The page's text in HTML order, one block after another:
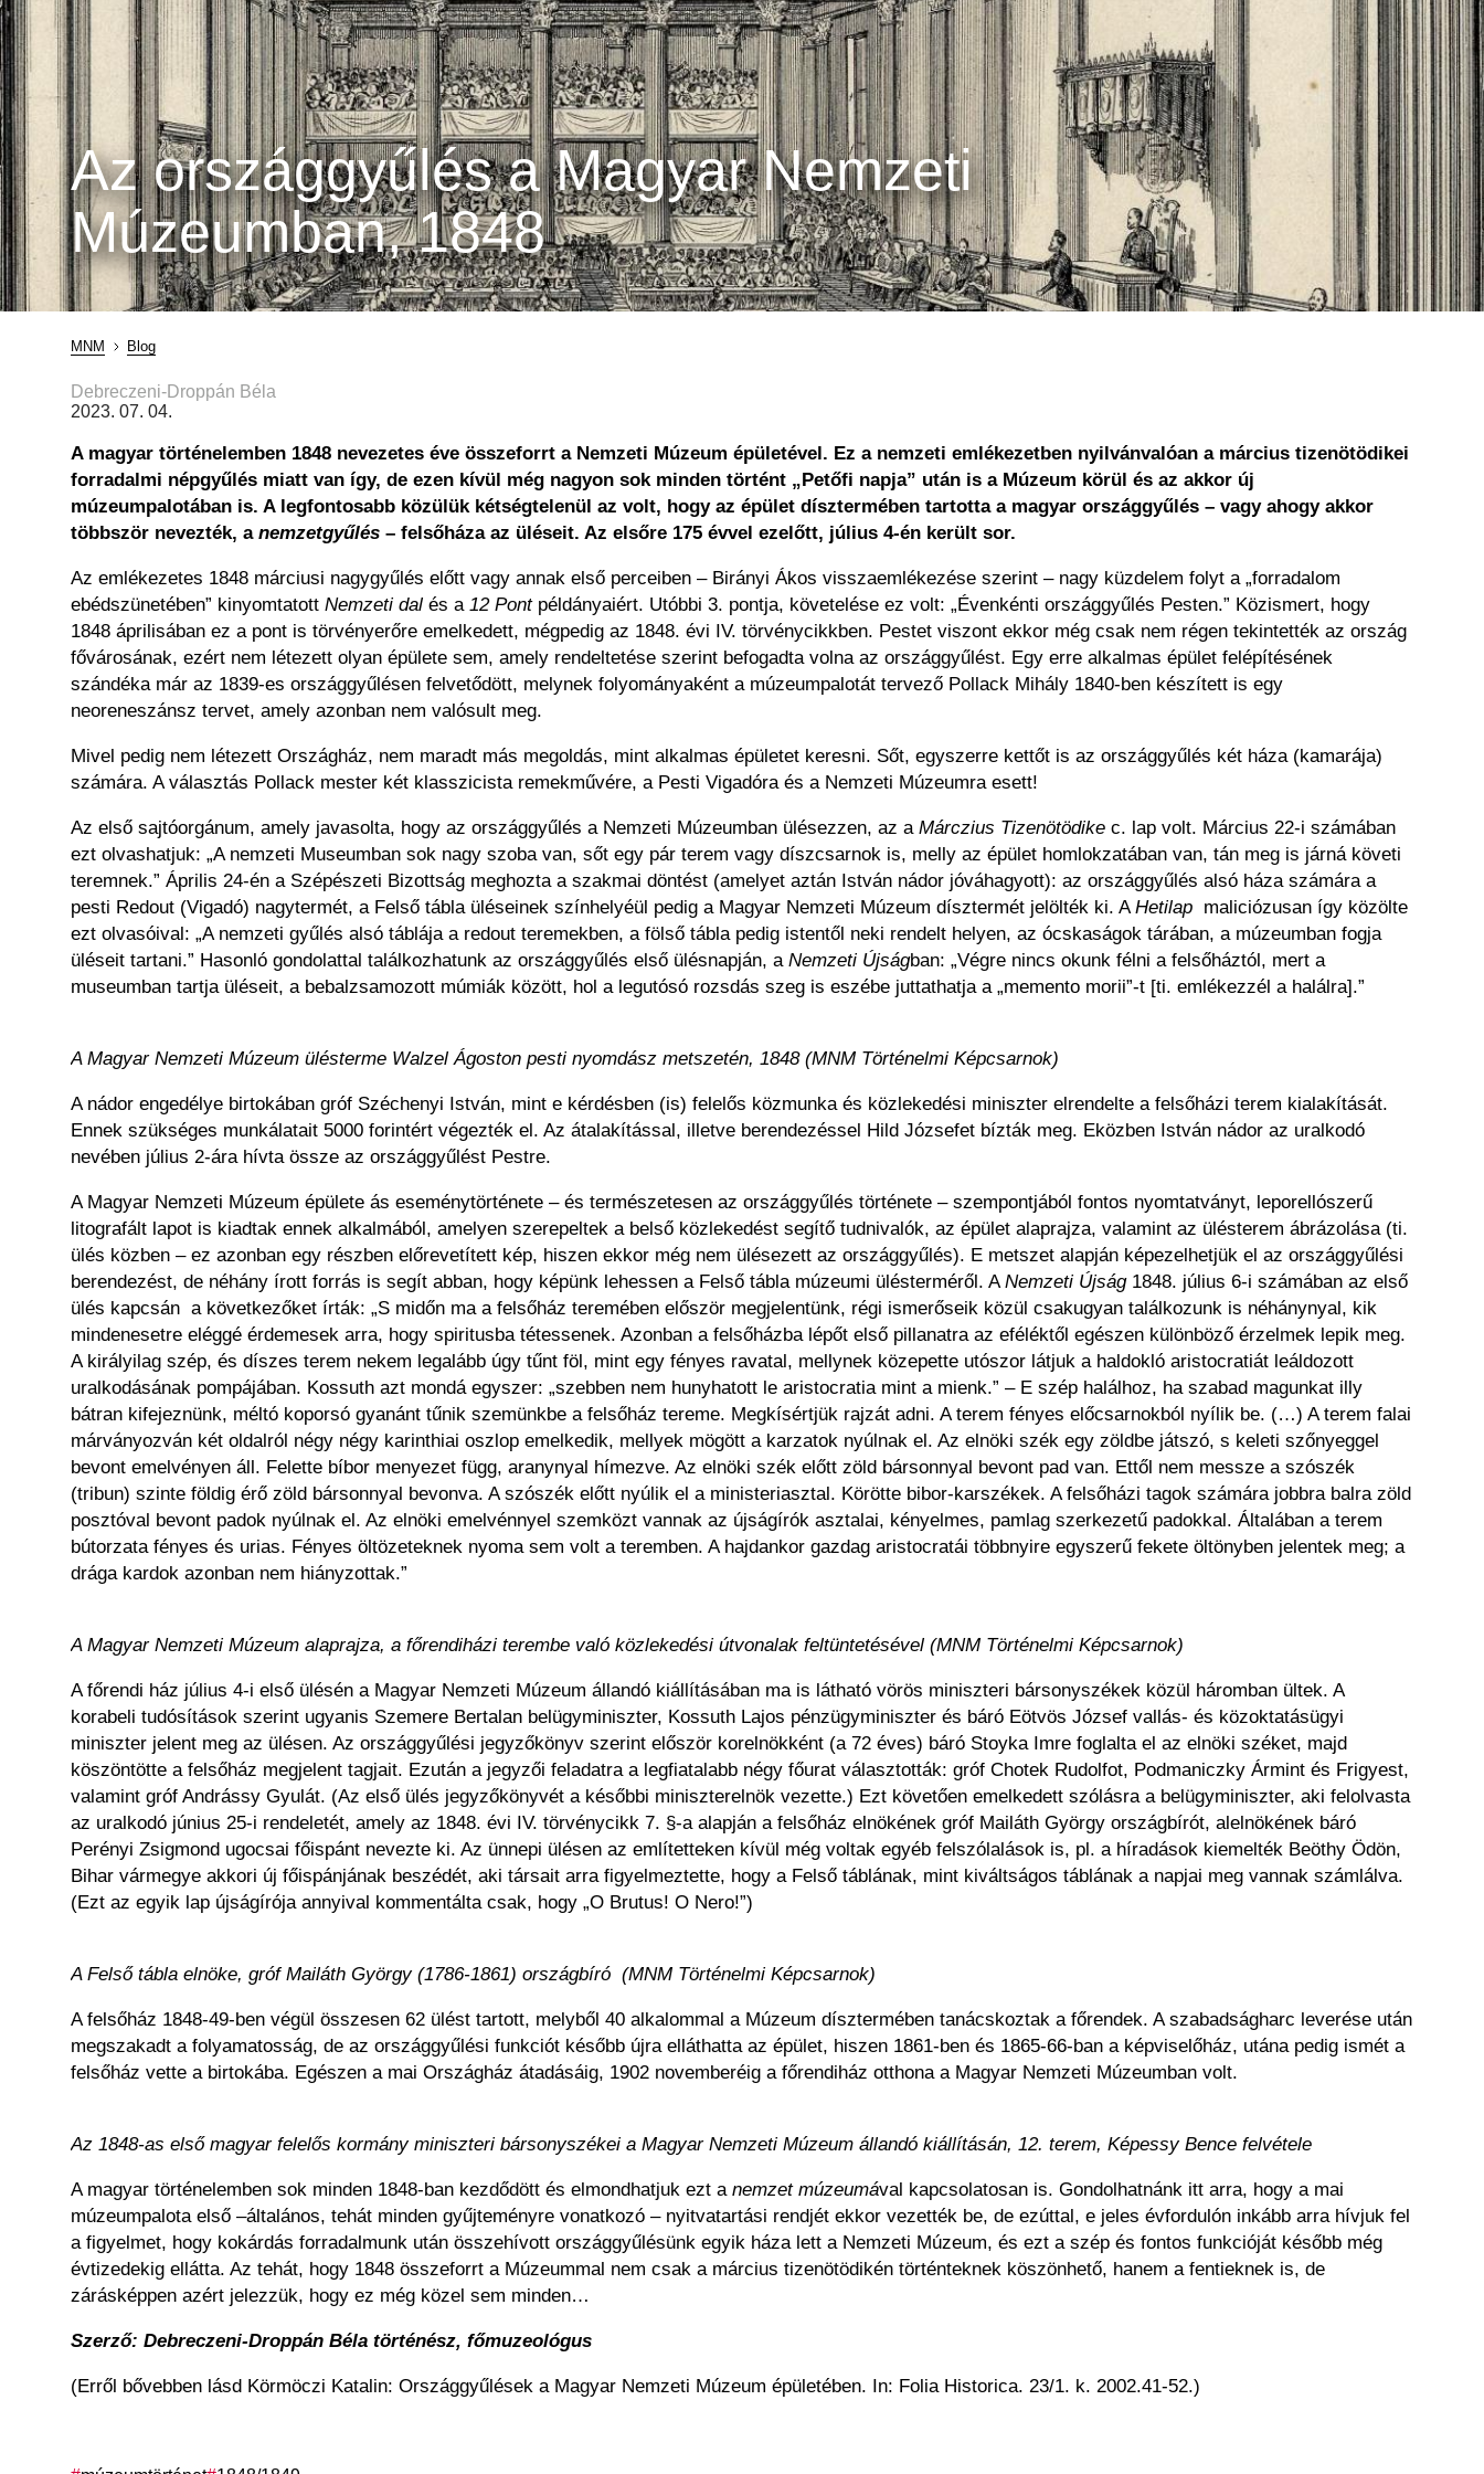
Az országgyűlés a Magyar Nemzeti
Múzeumban, 1848
Morzsa
MNM Blog
Debreczeni-Droppán Béla
2023. 07. 04.
A magyar történelemben 1848 nevezetes éve összeforrt aNemzeti Múzeum épületével. Ez a nemzeti emlékezetben nyilvánvalóan a március tizenötödikei
forradalmi népgyűlés miatt van így, de ezen kívül még nagyon sok minden történt „Petőfi napja” után is a Múzeum körül és az akkor új
múzeumpalotában is. A legfontosabb közülük kétségtelenül az volt, hogy az épület dísztermében tartotta a magyar országgyűlés – vagy ahogy akkor
többször nevezték, a nemzetgyűlés – felsőháza az üléseit. Az elsőre 175 évvel ezelőtt, július 4-én került sor.
Az emlékezetes 1848 márciusi nagygyűlés előtt vagy annak első perceiben – Birányi Ákos visszaemlékezése szerint – nagy küzdelem folyt a „forradalom
ebédszünetében” kinyomtatott Nemzeti dal és a 12 Pontpéldányaiért. Utóbbi 3. pontja, követelése ez volt: „Évenkénti országgyűlés Pesten.” Közismert, hogy
1848 áprilisában ez a pont is törvényerőre emelkedett, mégpedig az 1848. évi IV. törvénycikkben. Pestet viszont ekkor még csak nem régen tekintették az ország
fővárosának, ezért nem létezett olyan épülete sem, amely rendeltetése szerint befogadta volna az országgyűlést. Egy erre alkalmas épület felépítésének
szándéka már az 1839-es országgyűlésen felvetődött, melynek folyományaként a múzeumpalotát tervező Pollack Mihály 1840-ben készített is egy
neoreneszánsz tervet, amely azonban nem valósult meg.
Mivel pedig nem létezett Országház, nem maradt más megoldás, mint alkalmas épületet keresni. Sőt, egyszerre kettőt is az országgyűlés két háza (kamarája)
számára. A választás Pollack mester két klasszicista remekművére, a Pesti Vigadóra és a Nemzeti Múzeumra esett!
Az első sajtóorgánum, amely javasolta, hogy az országgyűlés a Nemzeti Múzeumban ülésezzen, az a Márczius Tizenötödike c. lap volt. Március 22-i számában
ezt olvashatjuk: „A nemzeti Museumban sok nagy szoba van, sőt egy pár terem vagy díszcsarnok is, melly az épület homlokzatában van, tán meg is járná követi
teremnek.” Április 24-én a Szépészeti Bizottság meghozta a szakmai döntést (amelyet aztán István nádor jóváhagyott): az országgyűlés alsó háza számára a
pesti Redout (Vigadó) nagytermét, a Felső tábla üléseinek színhelyéül pedig a Magyar Nemzeti Múzeum dísztermét jelölték ki. AHetilap maliciózusan így közölte
ezt olvasóival: „A nemzeti gyűlés alsó táblája a redout teremekben, a fölső tábla pedig istentől neki rendelt helyen, az ócskaságok tárában, a múzeumban fogja
üléseit tartani.” Hasonló gondolattal találkozhatunk az országgyűlés első ülésnapján, a Nemzeti Újságban: „Végre nincs okunk félni a felsőháztól, mert a
museumban tartja üléseit, a bebalzsamozott múmiák között, hol a legutósó rozsdás szeg is eszébe juttathatja a „memento morii”-t [ti. emlékezzél a halálra].”
A Magyar Nemzeti Múzeum ülésterme Walzel Ágoston pesti nyomdász metszetén, 1848 (MNM Történelmi Képcsarnok)
A nádor engedélye birtokában gróf Széchenyi István, mint e kérdésben (is) felelős közmunka és közlekedési miniszter elrendelte a felsőházi terem kialakítását.
Ennek szükséges munkálatait 5000 forintért végezték el. Az átalakítással, illetve berendezéssel Hild Józsefet bízták meg. Eközben István nádor az uralkodó
nevében július 2-ára hívta össze az országgyűlést Pestre.
A Magyar Nemzeti Múzeum épülete ás eseménytörténete – és természetesen az országgyűlés története – szempontjából fontos nyomtatványt, leporellószerű
litografált lapot is kiadtak ennek alkalmából, amelyen szerepeltek a belső közlekedést segítő tudnivalók, az épület alaprajza, valamint az ülésterem ábrázolása (ti.
ülés közben – ez azonban egy részben előrevetített kép, hiszen ekkor még nem ülésezett az országgyűlés). E metszet alapján képezelhetjük el az országgyűlési
berendezést, de néhány írott forrás is segít abban, hogy képünk lehessen a Felső tábla múzeumi ülésterméről. ANemzeti Újság1848. július 6-i számában az első
ülés kapcsán a következőket írták: „S midőn ma a felsőház teremében először megjelentünk, régi ismerőseik közül csakugyan találkozunk is néhánynyal, kik
mindenesetre eléggé érdemesek arra, hogy spiritusba tétessenek. Azonban a felsőházba lépőt első pillanatra az eféléktől egészen különböző érzelmek lepik meg.
A királyilag szép, és díszes terem nekem legalább úgy tűnt föl, mint egy fényes ravatal, mellynek közepette utószor látjuk a haldokló aristocratiát leáldozott
uralkodásának pompájában. Kossuth azt mondá egyszer: „szebben nem hunyhatott le aristocratia mint a mienk.” – E szép halálhoz, ha szabad magunkat illy
bátran kifejeznünk, méltó koporsó gyanánt tűnik szemünkbe a felsőház tereme. Megkísértjük rajzát adni. A terem fényes előcsarnokból nyílik be. (…) A terem falai
márványozván két oldalról négy négy karinthiai oszlop emelkedik, mellyek mögött a karzatok nyúlnak el. Az elnöki szék egy zöldbe játszó, s keleti szőnyeggel
bevont emelvényen áll. Felette bíbor menyezet függ, aranynyal hímezve. Az elnöki szék előtt zöld bársonnyal bevont pad van. Ettől nem messze a szószék
(tribun) szinte földig érő zöld bársonnyal bevonva. A szószék előtt nyúlik el a ministeriasztal. Körötte bibor-karszékek. A felsőházi tagok számára jobbra balra zöld
posztóval bevont padok nyúlnak el. Az elnöki emelvénnyel szemközt vannak az újságírók asztalai, kényelmes, pamlag szerkezetű padokkal. Általában a terem
bútorzata fényes és urias. Fényes öltözeteknek nyoma sem volt a teremben. A hajdankor gazdag aristocratái többnyire egyszerű fekete öltönyben jelentek meg; a
drága kardok azonban nem hiányzottak.”
A Magyar Nemzeti Múzeum alaprajza, a főrendiházi terembe való közlekedési útvonalak feltüntetésével (MNM Történelmi Képcsarnok)
A főrendi ház július 4-i első ülésén a Magyar Nemzeti Múzeum állandó kiállításában ma is látható vörös miniszteri bársonyszékek közül háromban ültek. A
korabeli tudósítások szerint ugyanis Szemere Bertalan belügyminiszter, Kossuth Lajos pénzügyminiszter és báró Eötvös József vallás- és közoktatásügyi
miniszter jelent meg az ülésen. Az országgyűlési jegyzőkönyv szerint először korelnökként (a 72 éves) báró Stoyka Imre foglalta el az elnöki széket, majd
köszöntötte a felsőház megjelent tagjait. Ezután a jegyzői feladatra a legfiatalabb négy főurat választották: gróf Chotek Rudolfot, Podmaniczky Ármint és Frigyest,
valamint gróf Andrássy Gyulát. (Az első ülés jegyzőkönyvét a későbbi miniszterelnök vezette.) Ezt követően emelkedett szólásra a belügyminiszter, aki felolvasta
az uralkodó június 25-i rendeletét, amely az 1848. évi IV. törvénycikk 7. §-a alapján a felsőház elnökének gróf Mailáth György országbírót, alelnökének báró
Perényi Zsigmond ugocsai főispánt nevezte ki. Az ünnepi ülésen az említetteken kívül még voltak egyéb felszólalások is, pl. a híradások kiemelték Beöthy Ödön,
Bihar vármegye akkori új főispánjának beszédét, aki társait arra figyelmeztette, hogy a Felső táblának, mint kiváltságos táblának a napjai meg vannak számlálva.
(Ezt az egyik lap újságírója annyival kommentálta csak, hogy „O Brutus! O Nero!”)
A Felső tábla elnöke, gróf Mailáth György (1786-1861) országbíró (MNM Történelmi Képcsarnok)
A felsőház 1848-49-ben végül összesen 62 ülést tartott, melyből 40 alkalommal a Múzeum dísztermében tanácskoztak a főrendek. A szabadságharc leverése után
megszakadt a folyamatosság, de az országgyűlési funkciót később újra elláthatta az épület, hiszen 1861-ben és 1865-66-ban a képviselőház, utána pedig ismét a
felsőház vette a birtokába. Egészen a mai Országház átadásáig, 1902 novemberéig a főrendiház otthona a Magyar Nemzeti Múzeumban volt.
Az 1848-as első magyar felelős kormány miniszteri bársonyszékei a Magyar Nemzeti Múzeum állandó kiállításán, 12. terem, Képessy Bence felvétele
A magyar történelemben sok minden 1848-ban kezdődött és elmondhatjuk ezt a nemzet múzeumával kapcsolatosan is. Gondolhatnánk itt arra, hogy a mai
múzeumpalota első –általános, tehát minden gyűjteményre vonatkozó – nyitvatartási rendjét ekkor vezették be, de ezúttal, e jeles évfordulón inkább arra hívjuk fel
a figyelmet, hogy kokárdás forradalmunk után összehívott országgyűlésünk egyik háza lett a Nemzeti Múzeum, és ezt a szép és fontos funkcióját később még
évtizedekig ellátta. Az tehát, hogy 1848 összeforrt a Múzeummal nem csak a március tizenötödikén történteknek köszönhető, hanem a fentieknek is, de
zárásképpen azért jelezzük, hogy ez még közel sem minden…
Szerző: Debreczeni-Droppán Béla történész, főmuzeológus
(Erről bővebben lásd Körmöczi Katalin: Országgyűlések a Magyar Nemzeti Múzeum épületében. In: Folia Historica. 23/1. k. 2002.41-52.)